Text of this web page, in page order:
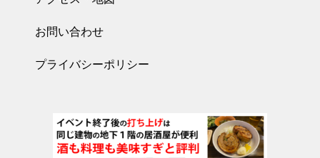
お問い合わせ
プライバシーポリシー